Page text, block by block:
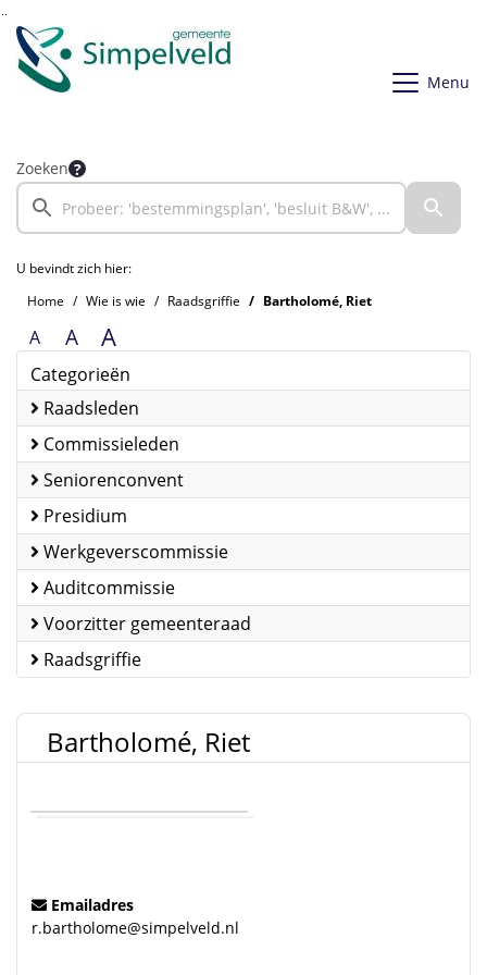
Ga naar de inhoud van deze pagina
Ga naar het zoeken
Ga naar het menu
Menu
Zoeken
U bevindt zich hier:
Home
Wie is wie Raadsgriffie Bartholomé, Riet
A A A
Categorieën
Raadsleden
Commissieleden
Seniorenconvent
Presidium
Werkgeverscommissie
Auditcommissie
Voorzitter gemeenteraad
Raadsgriffie
Bartholomé, Riet
Emailadres
r.bartholome@simpelveld.nl